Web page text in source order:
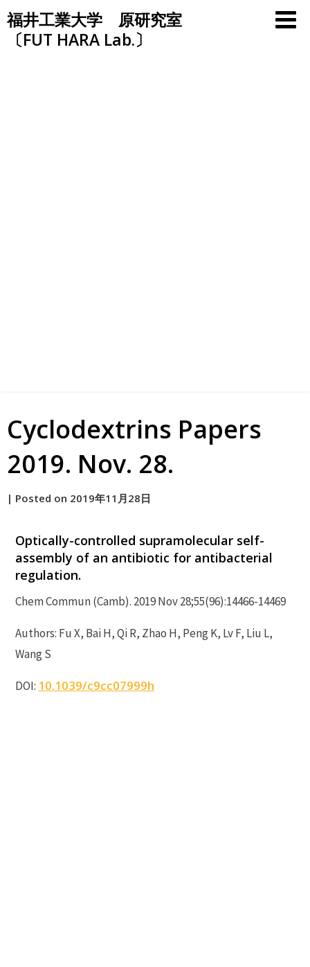
Skip
to
content
福井工業大学 原研究室
〔FUT HARA Lab.〕
Cyclodextrins Papers
2019. Nov. 28.
by
| Posted on 2019年11月28日
Optically-controlled supramolecular self-
assembly of an antibiotic for antibacterial
regulation.
Chem Commun (Camb). 2019 Nov 28;55(96):14466-14469
Authors: Fu X, Bai H, Qi R, Zhao H, Peng K, Lv F, Liu L,
Wang S
DOI: 10.1039/c9cc07999h